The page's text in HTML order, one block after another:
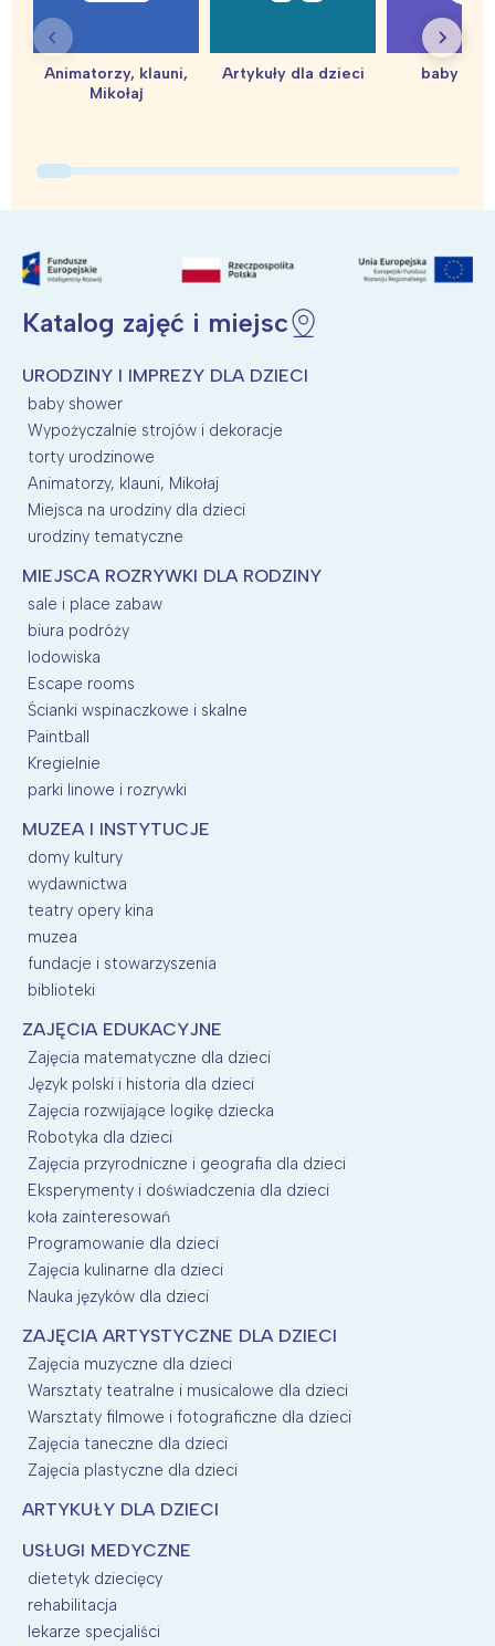
Animatorzy, klauni,
Mikołaj
Artykuły dla dzieci baby
Katalog zajęć i miejsc
URODZINY I IMPREZY DLA DZIECI
baby shower
Wypożyczalnie strojów i dekoracje
torty urodzinowe
Animatorzy, klauni, Mikołaj
Miejsca na urodziny dla dzieci
urodziny tematyczne
MIEJSCA ROZRYWKI DLA RODZINY
sale i place zabaw
biura podróży
lodowiska
Escape rooms
Ścianki wspinaczkowe i skalne
Paintball
Kregielnie
parki linowe i rozrywki
MUZEA I INSTYTUCJE
domy kultury
wydawnictwa
teatry opery kina
muzea
fundacje i stowarzyszenia
biblioteki
ZAJĘCIA EDUKACYJNE
Zajęcia matematyczne dla dzieci
Język polski i historia dla dzieci
Zajęcia rozwijające logikę dziecka
Robotyka dla dzieci
Zajęcia przyrodniczne i geografia dla dzieci
Eksperymenty i doświadczenia dla dzieci
koła zainteresowań
Programowanie dla dzieci
Zajęcia kulinarne dla dzieci
Nauka języków dla dzieci
ZAJĘCIA ARTYSTYCZNE DLA DZIECI
Zajęcia muzyczne dla dzieci
Warsztaty teatralne i musicalowe dla dzieci
Warsztaty filmowe i fotograficzne dla dzieci
Zajęcia taneczne dla dzieci
Zajęcia plastyczne dla dzieci
ARTYKUŁY DLA DZIECI
USŁUGI MEDYCZNE
dietetyk dziecięcy
rehabilitacja
lekarze specjaliści
tego regionu:
Łódź
Trójmiasto
Poznań
Wrocław
Kraków
Południe
Północ
Wszystkie
Wybieram